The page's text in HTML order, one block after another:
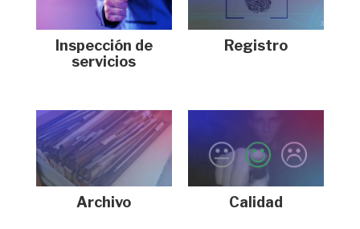
Inspección de
servicios
Registro
Archivo Calidad